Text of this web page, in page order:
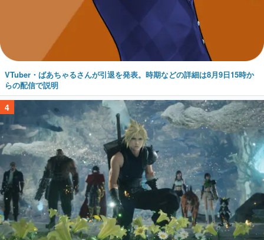
VTuber・ばあちゃるさんが引退を発表。時期などの詳細は8月9日15時か
らの配信で説明
4